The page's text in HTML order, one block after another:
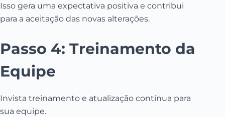
Isso gera uma expectativa positiva e contribui
para a aceitação das novas alterações.
Passo 4: Treinamento da
Equipe
Invista treinamento e atualização contínua para
sua equipe.